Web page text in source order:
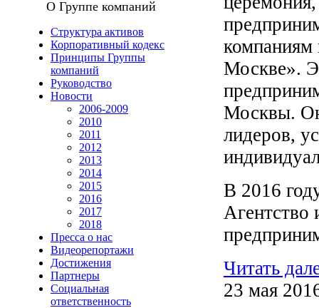
О Группе компаний
Структура активов
Корпоративный кодекс
Принципы Группы
компаний
Руководство
Новости
2006-2009
2010
2011
2012
2013
2014
2015
2016
2017
2018
Пресса о нас
Видеорепортажи
Достижения
Партнеры
Социальная
ответственность
компаниям
Москве».
Москвы.
лидеров,
В 2016
Агентство
Читать
23 мая